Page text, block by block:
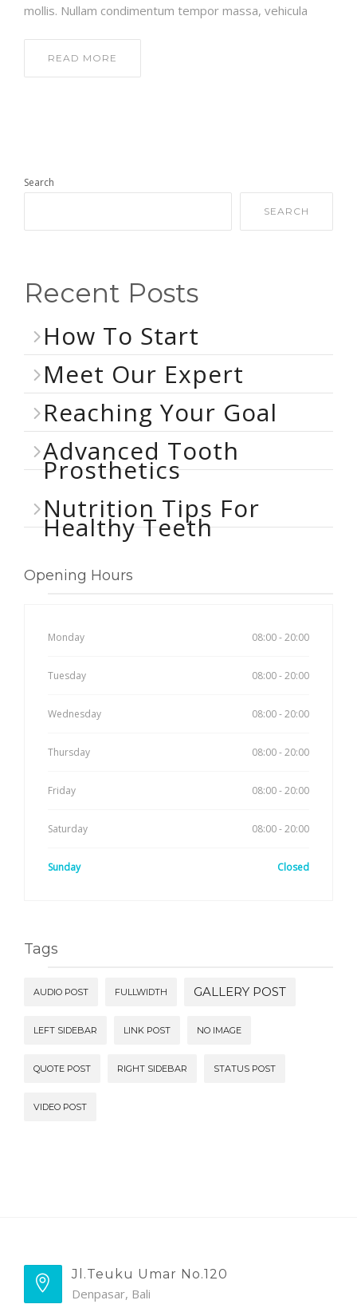
mollis. Nullam condimentum tempor massa, vehicula
READ MORE
Search
SEARCH
Recent Posts
How To Start
Meet Our Expert
Reaching Your Goal
Advanced Tooth
Prosthetics
Nutrition Tips For
Healthy Teeth
Opening Hours
Monday 08:00 - 20:00
Tuesday 08:00 - 20:00
Wednesday 08:00 - 20:00
Thursday 08:00 - 20:00
Friday 08:00 - 20:00
Saturday 08:00 - 20:00
Sunday Closed
Tags
AUDIO POST FULLWIDTH GALLERY POST
LEFT SIDEBAR LINK POST NO IMAGE
QUOTE POST RIGHT SIDEBAR STATUS POST
VIDEO POST
Jl.Teuku Umar No.120
Denpasar, Bali